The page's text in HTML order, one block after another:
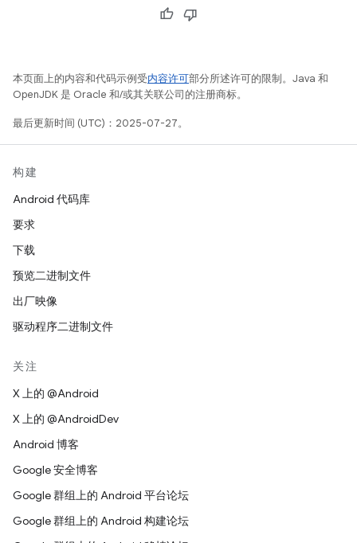
本页面上的内容和代码示例受内容许可部分所述许可的限制。Java 和
OpenJDK 是 Oracle 和/或其关联公司的注册商标。
最后更新时间 (UTC)：2025-07-27。
构建
Android 代码库
要求
下载
预览二进制文件
出厂映像
驱动程序二进制文件
关注
X 上的 @Android
X 上的 @AndroidDev
Android 博客
Google 安全博客
Google 群组上的 Android 平台论坛
Google 群组上的 Android 构建论坛